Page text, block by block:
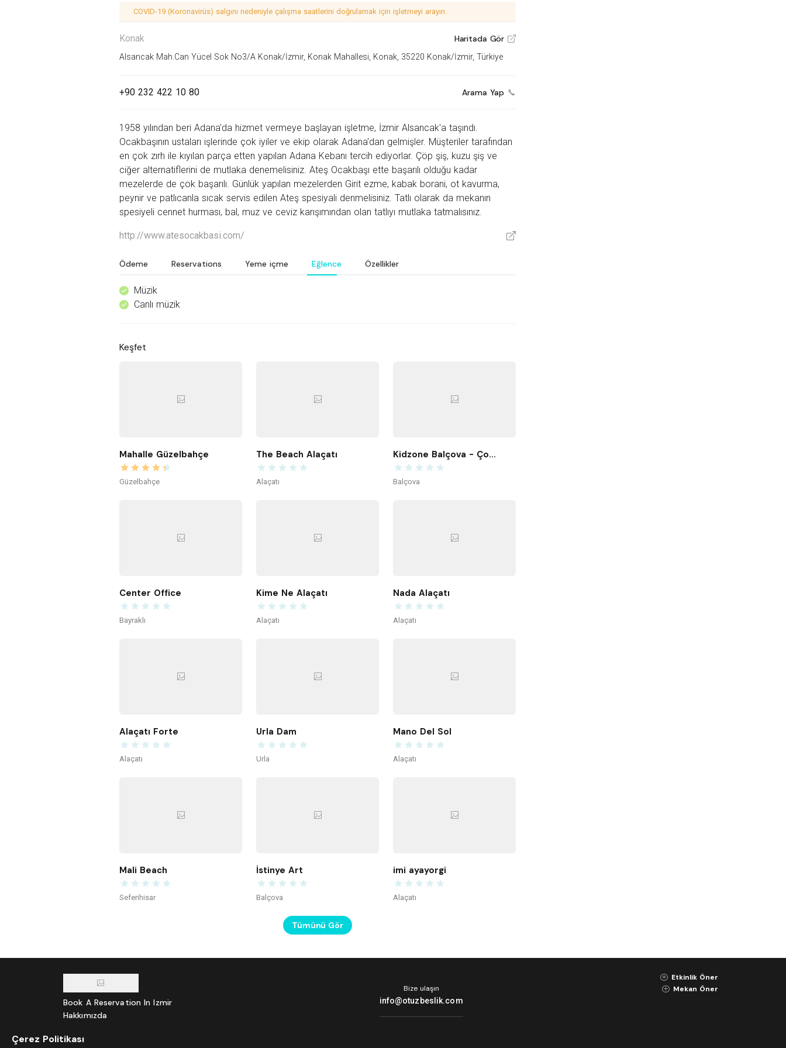
COVID-19 (Koronavirüs) salgını nedeniyle çalışma saatlerini doğrulamak için işletmeyi arayın.
Konak Haritada Gör V
Alsancak Mah.Can Yücel Sok No3/A Konak/İzmir, Konak Mahallesi, Konak, 35220 Konak/İzmir, Türkiye
+90 232 422 10 80 Arama Yap
1958 yılından beri Adana'da hizmet vermeye başlayan işletme, İzmir Alsancak'a taşındı.
Ocakbaşının ustaları işlerinde çok iyiler ve ekip olarak Adana'dan gelmişler. Müşteriler tarafından
en çok zırh ile kıyılan parça etten yapılan Adana Kebanı tercih ediyorlar. Çöp şiş, kuzu şiş ve
ciğer alternatiflerini de mutlaka denemelisiniz. Ateş Ocakbaşı ette başarılı olduğu kadar
mezelerde de çok başarılı. Günlük yapılan mezelerden Girit ezme, kabak borani, ot kavurma,
peynir ve patlıcanla sıcak servis edilen Ateş spesiyali denmelisiniz. Tatlı olarak da mekanın
spesiyeli cennet hurması, bal, muz ve ceviz karışımından olan tatlıyı mutlaka tatmalısınız.
http://www.atesocakbasi.com/ V
Ödeme Reservations Yeme içme Eğlence Özellikler
^ Müzik
^ Canlı müzik
Keşfet
Mahalle Güzelbahçe
Güzelbahçe
The Beach Alaçatı
Alaçatı
Kidzone Balçova - Çocuk Gelişim ve Aktivite Merkezi
Balçova
Center Office
Bayraklı
Kime Ne Alaçatı
Alaçatı
Nada Alaçatı
Alaçatı
Alaçatı Forte
Alaçatı
Urla Dam
Urla
Mano Del Sol
Alaçatı
Mali Beach
Seferihisar
İstinye Art
Balçova
imi ayayorgi
Alaçatı
Tümünü Gör
Book A Reservation In Izmir
Hakkımızda
İzmir Hava Durumu
Bize ulaşın
info@otuzbeslik.com
K Etkinlik Öner
K Mekan Öner
Çerez Politikası